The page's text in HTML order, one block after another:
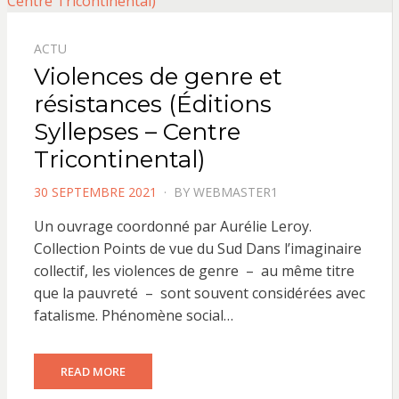
ACTU
Violences de genre et
résistances (Éditions
Syllepses – Centre
Tricontinental)
POSTED
30 SEPTEMBRE 2021 BY WEBMASTER1
Un ouvrage coordonné par Aurélie Leroy.
Collection Points de vue du Sud Dans l’imaginaire
collectif, les violences de genre – au même titre
que la pauvreté – sont souvent considérées avec
fatalisme. Phénomène social…
READ MORE